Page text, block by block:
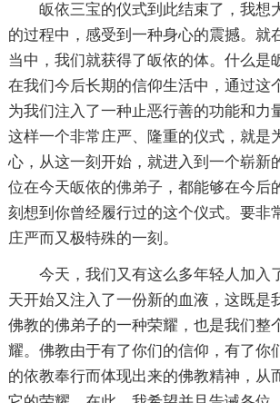
皈依三宝的仪式到此结束了，我想
的过程中，感受到一种身心的震撼。就
当中，我们就获得了皈依的体。什么是
在我们今后长期的信仰生活中，通过这
为我们注入了一种止恶行善的功能和力
这样一个非常庄严、隆重的仪式，就是
心，从这一刻开始，就进入到一个崭新
位在今天皈依的佛弟子 ，都能够在今后
刻想到你曾经履行过的这个仪式。要非
庄严而又极特殊的一刻。
今天，我们又有这么多年轻人加入
天开始又注入了一份新的血液，这既是
佛教的佛弟子的一种荣耀，也是我们整
耀。佛教由于有了你们的信仰，有了你
的依教奉行而体现出来的佛教精神，从